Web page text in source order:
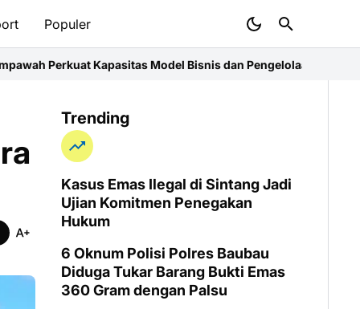
Populer
Model Bisnis dan Pengelolaan Keuangan UsahaBupati
Trending
Kasus Emas Ilegal di Sintang Jadi
Ujian Komitmen Penegakan
Hukum
6 Oknum Polisi Polres Baubau
Diduga Tukar Barang Bukti Emas
360 Gram dengan Palsu